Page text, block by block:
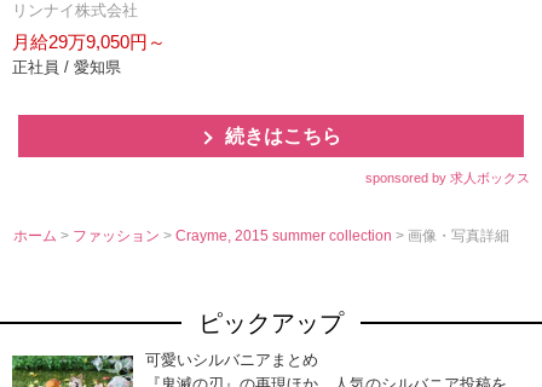
リンナイ株式会社
月給29万9,050円～
正社員 / 愛知県
続きはこちら
sponsored by 求人ボックス
ホーム > ファッション>Crayme, 2015 summer collection> 画像・写真詳細
ピックアップ
可愛いシルバニアまとめ